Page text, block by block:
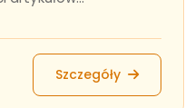
Szczegóły